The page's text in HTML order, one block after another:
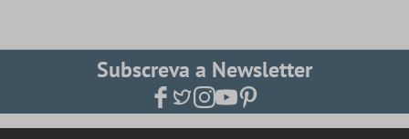
Subscreva a Newsletter